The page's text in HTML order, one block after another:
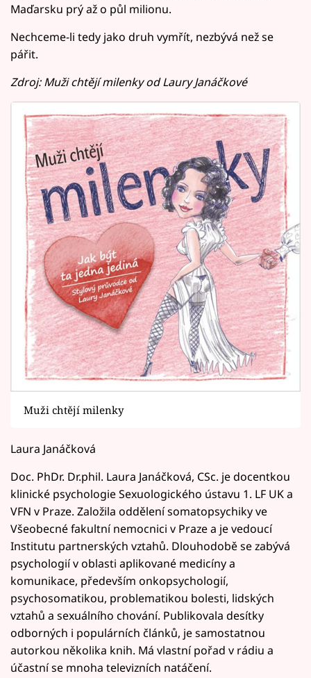
Maďarsku prý až o půl milionu.
Nechceme-li tedy jako druh vymřít, nezbývá než se
pářit.
Zdroj: Muži chtějí milenky od Laury Janáčkové
Muži chtějí milenky
Laura Janáčková
Doc. PhDr. Dr.phil. Laura Janáčková, CSc. je docentkou
klinické psychologie Sexuologického ústavu 1. LF UK a
VFN v Praze. Založila oddělení somatopsychiky ve
Všeobecné fakultní nemocnici v Praze a je vedoucí
Institutu partnerských vztahů. Dlouhodobě se zabývá
psychologií v oblasti aplikované medicíny a
komunikace, především onkopsychologií,
psychosomatikou, problematikou bolesti, lidských
vztahů a sexuálního chování. Publikovala desítky
odborných i populárních článků, je samostatnou
autorkou několika knih. Má vlastní pořad v rádiu a
účastní se mnoha televizních natáčení.